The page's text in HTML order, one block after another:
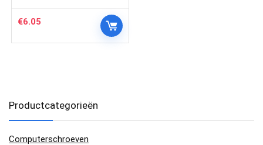
€6.05
Productcategorieën
Computerschroeven